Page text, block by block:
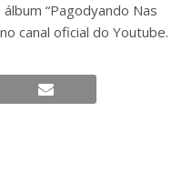
“Pagodyando Nas
canal oficial do Youtube.